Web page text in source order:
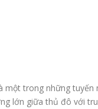
một trong những
lớn giữa thủ đô với